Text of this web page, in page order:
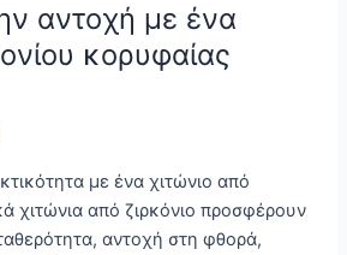
αντοχή με ένα
κορυφαίας
με ένα χιτώνιο από
χιτώνια από ζιρκόνιο προσφέρουν
αντοχή στη φθορά,